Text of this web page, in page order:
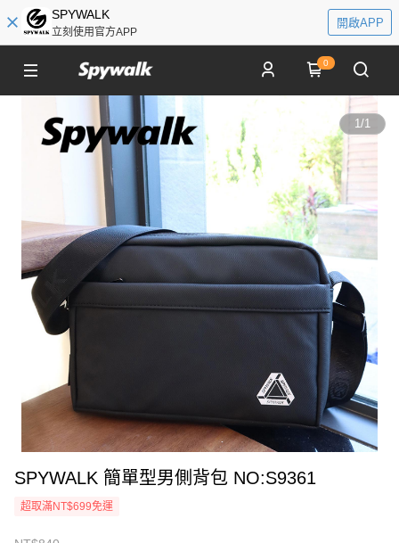
SPYWALK
立刻使用官方APP
開啟APP
0
1/1
SPYWALK 簡單型男側背包 NO:S9361
超取滿NT$699免運